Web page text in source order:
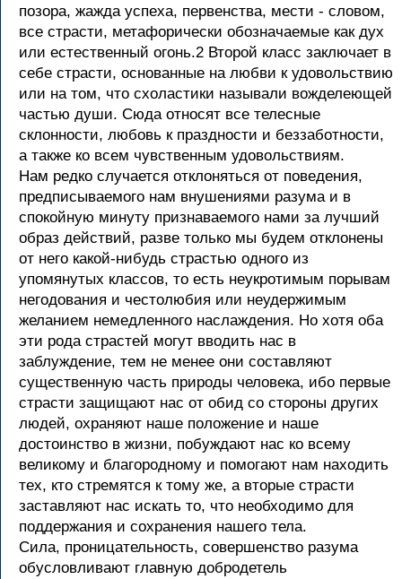
позора, жажда успеха, первенства, мести - словом,
все страсти, метафорически обозначаемые как дух
или естественный огонь.2 Второй класс заключает в
себе страсти, основанные на любви к удовольствию
или на том, что схоластики называли вожделеющей
частью души. Сюда относят все телесные
склонности, любовь к праздности и беззаботности,
а также ко всем чувственным удовольствиям.
Нам редко случается отклоняться от поведения,
предписываемого нам внушениями разума и в
спокойную минуту признаваемого нами за лучший
образ действий, разве только мы будем отклонены
от него какой-нибудь страстью одного из
упомянутых классов, то есть неукротимым порывам
негодования и честолюбия или неудержимым
желанием немедленного наслаждения. Но хотя оба
эти рода страстей могут вводить нас в
заблуждение, тем не менее они составляют
существенную часть природы человека, ибо первые
страсти защищают нас от обид со стороны других
людей, охраняют наше положение и наше
достоинство в жизни, побуждают нас ко всему
великому и благородному и помогают нам находить
тех, кто стремятся к тому же, а вторые страсти
заставляют нас искать то, что необходимо для
поддержания и сохранения нашего тела.
Сила, проницательность, совершенство разума
обусловливают главную добродетель